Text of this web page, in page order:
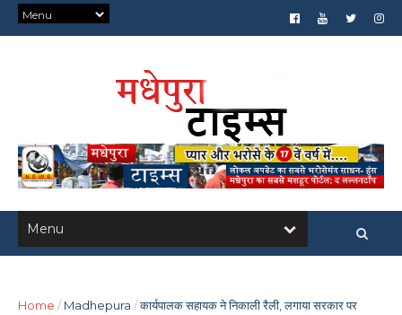
Home / Madhepura /कार्यपालक सहायक ने निकाली रैली, लगाया सरकार पर